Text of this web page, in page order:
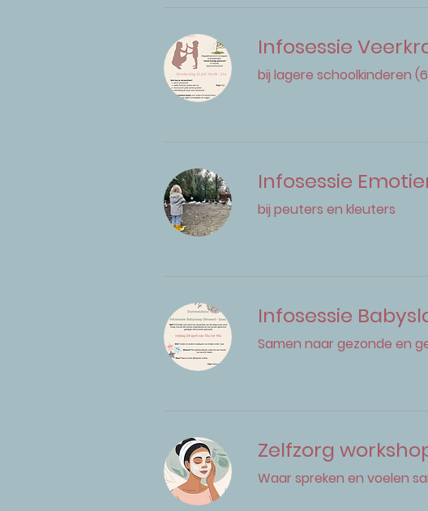
Infosessie
bij lagere schoolkinderen
Infosessie
bij peuters en kleuters
Infosessie
Samen naar gezonde en
Zelfzorg
Waar spreken en voelen